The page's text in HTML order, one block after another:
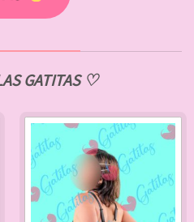
GATITAS ♡